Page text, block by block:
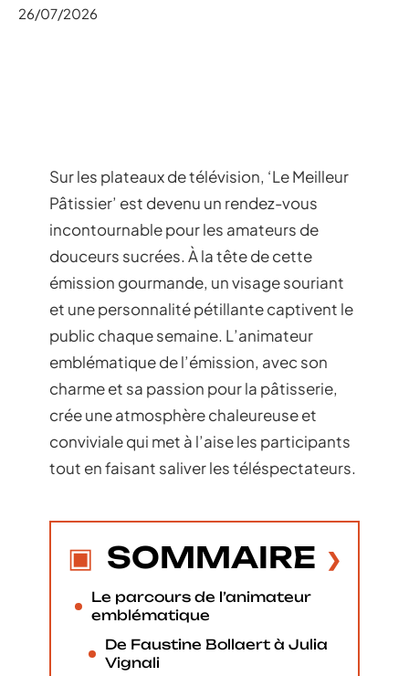
26/07/2026
Sur les plateaux de télévision, ‘Le Meilleur
Pâtissier’ est devenu un rendez-vous
incontournable pour les amateurs de
douceurs sucrées. À la tête de cette
émission gourmande, un visage souriant
et une personnalité pétillante captivent le
public chaque semaine. L’animateur
emblématique de l’émission, avec son
charme et sa passion pour la pâtisserie,
crée une atmosphère chaleureuse et
conviviale qui met à l’aise les participants
tout en faisant saliver les téléspectateurs.
SOMMAIRE
Le parcours de l’animateur
emblématique
De Faustine Bollaert à Julia
Vignali